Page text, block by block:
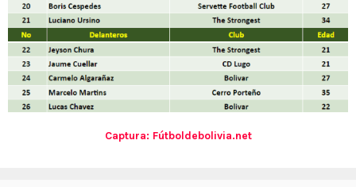
Captura: Fútboldebolivia.net